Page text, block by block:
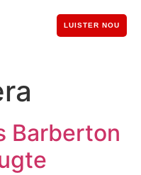
LUISTER NOU
Barberton